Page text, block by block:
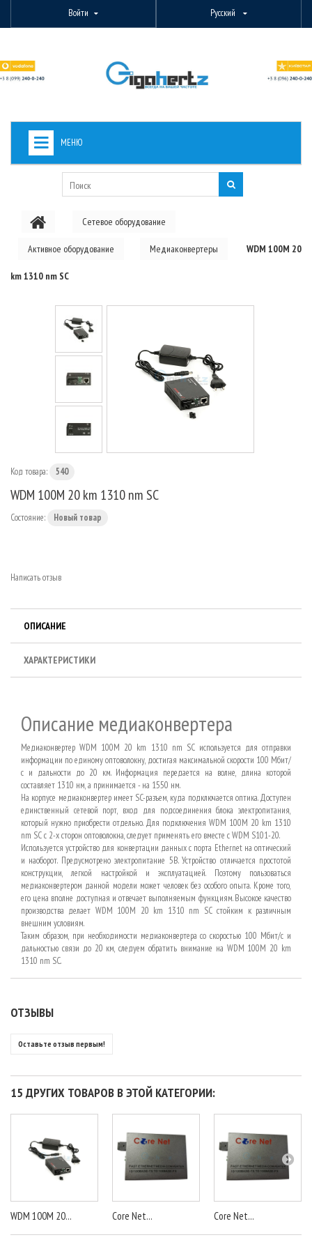
Войти Русский
МЕНЮ
PON ОБОРУДОВАНИЕ
Сетевое оборудование
Активное оборудование Медиаконвертеры WDM 100M 20
km 1310 nm SC
Код товара: 540
WDM 100M 20 km 1310 nm SC
Состояние: Новый товар
Написать отзыв
ОПИСАНИЕ
ХАРАКТЕРИСТИКИ
Описание медиаконвертера
Медиаконвертер WDM 100M 20 km 1310 nm SC используется для отправки
информации по единому оптоволокну, достигая максимальной скорости 100 Мбит/
с и дальности до 20 км. Информация передается на волне, длина которой
составляет 1310 нм, а принимается - на 1550 нм.
На корпусе медиаконвертер имеет SC-разъем, куда подключается оптика. Доступен
единственный сетевой порт, вход для подсоединения блока электропитания,
который нужно приобрести отдельно. Для подключения WDM 100M 20 km 1310
nm SC с 2-х сторон оптоволокна, следует применять его вместе с WDM S101-20.
Используется устройство для конвертации данных с порта Ethernet на оптический
и наоборот. Предусмотрено электропитание 5В. Устройство отличается простотой
конструкции, легкой настройкой и эксплуатацией. Поэтому пользоваться
медиаконвертером данной модели может человек без особого опыта. Кроме того,
его цена вполне доступная и отвечает выполняемым функциям. Высокое качество
производства делает WDM 100M 20 km 1310 nm SC стойким к различным
внешним условиям.
Таким образом, при необходимости медиаконвертера со скоростью 100 Мбит/с и
дальностью связи до 20 км, следуем обратить внимание на WDM 100M 20 km
1310 nm SC.
ОТЗЫВЫ
Оставьте отзыв первым!
15 ДРУГИХ ТОВАРОВ В ЭТОЙ КАТЕГОРИИ:
WDM 100M 20... Core Net... Core Net...